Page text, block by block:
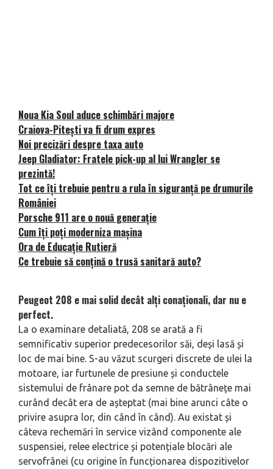
Noua Kia Soul aduce schimbări majore
Craiova-Pitești va fi drum expres
Noi precizări despre taxa auto
Jeep Gladiator: Fratele pick-up al lui Wrangler se
prezintă!
Tot ce îți trebuie pentru a rula în siguranță pe drumurile
României
Porsche 911 are o nouă generație
Cum îți poți moderniza mașina
Ora de Educație Rutieră
Ce trebuie să conțină o trusă sanitară auto?
Peugeot 208 e mai solid decât alți conaționali, dar nu e
perfect.
La o examinare detaliată, 208 se arată a fi
semnificativ superior predecesorilor săi, deși lasă și
loc de mai bine. S-au văzut scurgeri discrete de ulei la
motoare, iar furtunele de presiune și conductele
sistemului de frânare pot da semne de bătrânețe mai
curând decât era de așteptat (mai bine arunci câte o
privire asupra lor, din când în când). Au existat și
câteva rechemări în service vizând componente ale
suspensiei, relee electrice și potențiale blocări ale
servofrânei (cu origine în funcționarea dispozitivelor